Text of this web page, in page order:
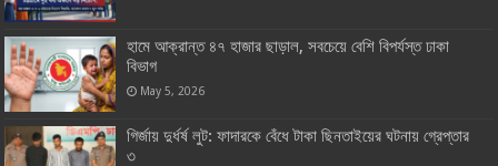
হামে আক্রান্ত ৪৭ হাজার ছাড়াল, সবচেয়ে বেশি বিপর্যস্ত ঢাকা
বিভাগ
May 5, 2026
গির্জায় দুর্ধর্ষ লুট: ফাদারকে বেঁধে টাকা ছিনতাইয়ের ঘটনায় গ্রেপ্তার
৩